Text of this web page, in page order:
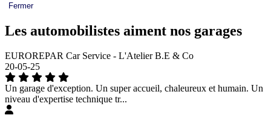
Fermer
Les automobilistes aiment nos garages
EUROREPAR Car Service - L'Atelier B.E & Co
20-05-25
Un garage d'exception. Un super accueil, chaleureux et humain. Un
niveau d'expertise technique tr...